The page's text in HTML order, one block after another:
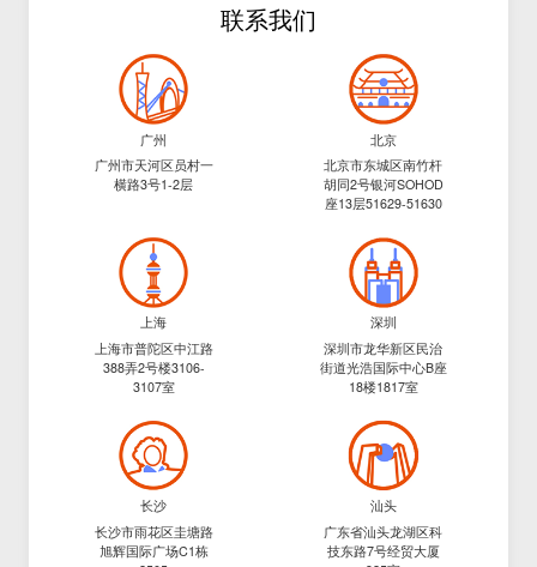
联系我们
广州
广州市天河区员村一
横路3号1-2层
北京
北京市东城区南竹杆
胡同2号银河SOHOD
座13层51629-51630
上海
上海市普陀区中江路
388弄2号楼3106-
3107室
深圳
深圳市龙华新区民治
街道光浩国际中心B座
18楼1817室
长沙
长沙市雨花区圭塘路
旭辉国际广场C1栋
汕头
广东省汕头龙湖区科
技东路7号经贸大厦